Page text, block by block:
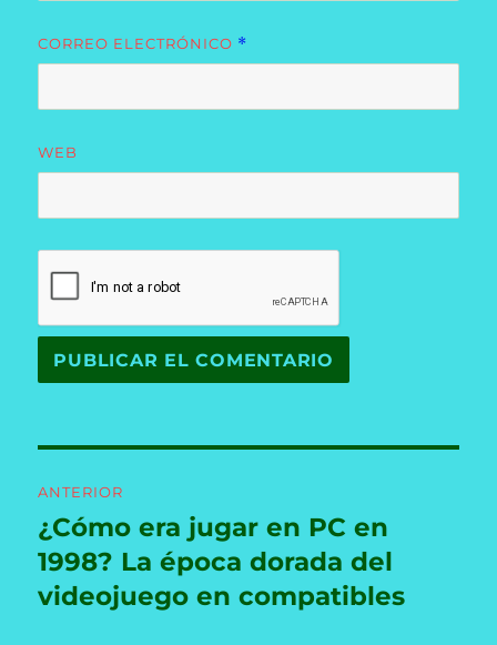
CORREO ELECTRÓNICO *
WEB
de
entradas
ANTERIOR
Entrada
anterior:
¿Cómo era jugar en PC en
1998? La época dorada del
videojuego en compatibles